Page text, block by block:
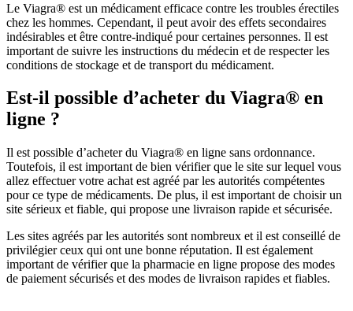
Le Viagra® est un médicament efficace contre les troubles érectiles
chez les hommes. Cependant, il peut avoir des effets secondaires
indésirables et être contre-indiqué pour certaines personnes. Il est
important de suivre les instructions du médecin et de respecter les
conditions de stockage et de transport du médicament.
Est-il possible d’acheter du Viagra® en
ligne ?
Il est possible d’acheter du Viagra® en ligne sans ordonnance.
Toutefois, il est important de bien vérifier que le site sur lequel vous
allez effectuer votre achat est agréé par les autorités compétentes
pour ce type de médicaments. De plus, il est important de choisir un
site sérieux et fiable, qui propose une livraison rapide et sécurisée.
Les sites agréés par les autorités sont nombreux et il est conseillé de
privilégier ceux qui ont une bonne réputation. Il est également
important de vérifier que la pharmacie en ligne propose des modes
de paiement sécurisés et des modes de livraison rapides et fiables.